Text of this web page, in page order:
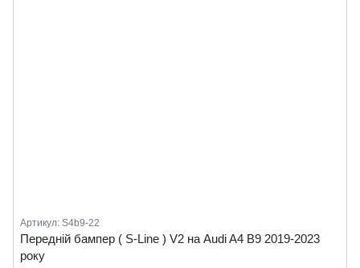
Артикул: S4b9-22
Передній бампер ( S-Line ) V2 на Audi A4 B9 2019-2023
року